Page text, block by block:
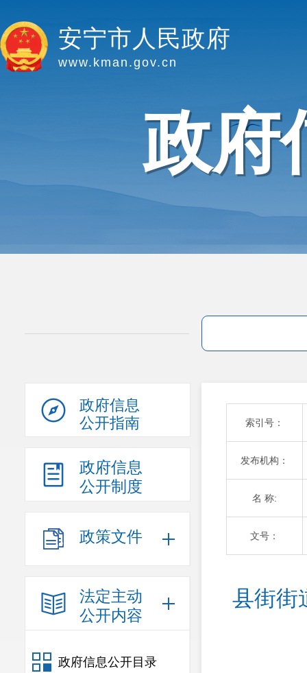
安宁市人民政府
www.kman.gov.cn
政府
政府信息
公开指南
政府信息
公开制度
政策文件
法定主动
公开内容
政府信息公开目录
索引号：
发布机构：
名 称:
文号：
县街街